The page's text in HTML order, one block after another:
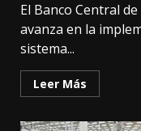
El Banco Central de
avanza en la
sistema...
Leer Más